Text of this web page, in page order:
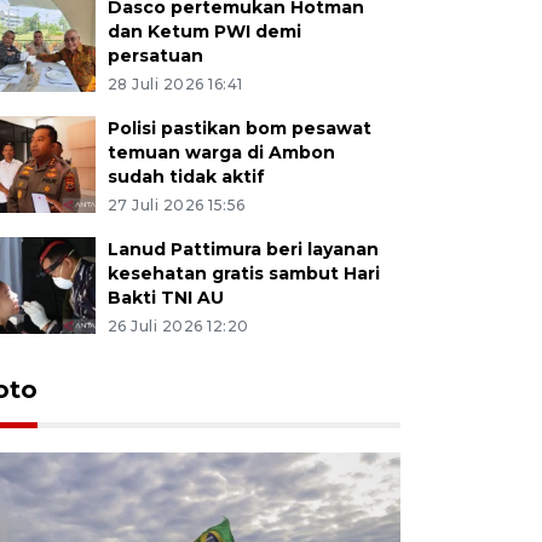
Dasco pertemukan Hotman
dan Ketum PWI demi
persatuan
28 Juli 2026 16:41
Polisi pastikan bom pesawat
temuan warga di Ambon
sudah tidak aktif
27 Juli 2026 15:56
Lanud Pattimura beri layanan
kesehatan gratis sambut Hari
Bakti TNI AU
26 Juli 2026 12:20